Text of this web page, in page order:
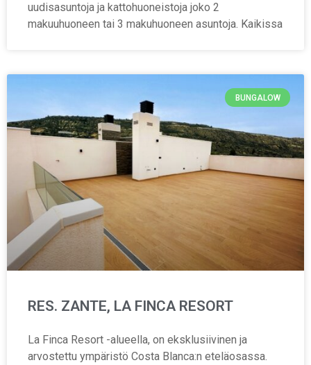
uudisasuntoja ja kattohuoneistoja joko 2
makuuhuoneen tai 3 makuhuoneen asuntoja. Kaikissa
BUNGALOW
RES. ZANTE, LA FINCA RESORT
La Finca Resort -alueella, on eksklusiivinen ja
arvostettu ympäristö Costa Blanca:n eteläosassa.